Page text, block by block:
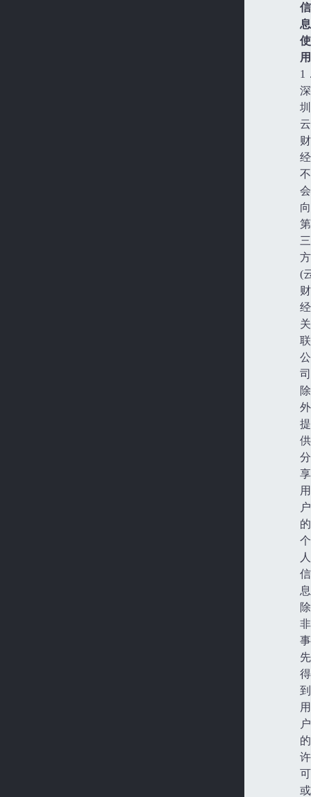
信
息
使
用
1
深
圳
云
财
经
不
会
向
第
三
方
(
财
经
关
联
公
司
除
提
分
享
用
户
的
个
人
信
除
非
事
先
得
到
用
户
的
许
或